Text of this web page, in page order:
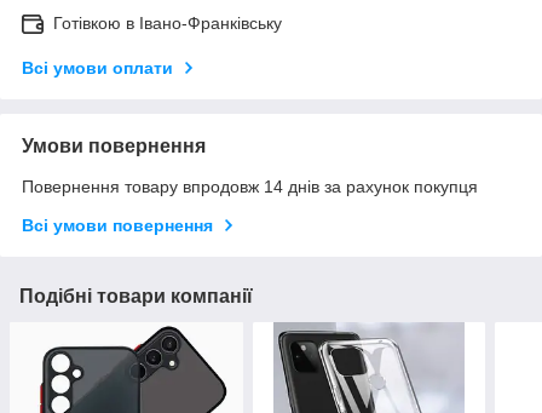
Готівкою в Івано-Франківську
Всі умови оплати
Умови повернення
Повернення товару впродовж 14 днів за рахунок покупця
Всі умови повернення
Подібні товари компанії